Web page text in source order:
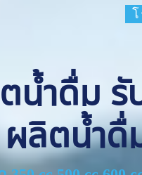
น้ำดื่ม
ผลิตน้ำดื่